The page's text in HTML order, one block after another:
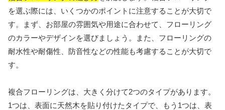
を選ぶ際には、いくつかのポイントに注意することが大切で
す。まず、お部屋の雰囲気や用途に合わせて、フローリング
のカラーやデザインを選びましょう。また、フローリングの
耐水性や耐傷性、防音性などの性能も考慮することが大切で
す。
複合フローリングは、大きく分けて2つのタイプがあります。
1つは、表面に天然木を貼り付けたタイプで、もう1つは、表